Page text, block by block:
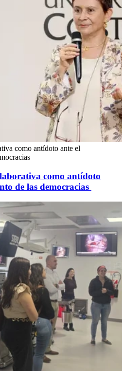
como antídoto ante el
como antídoto
de las democracias